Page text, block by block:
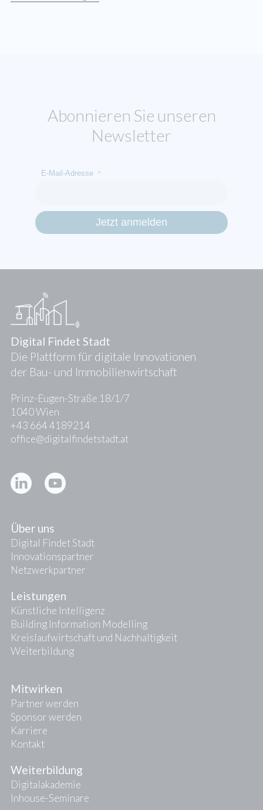
Abonnieren Sie unseren
Newsletter
E-Mail-Adresse *
Digital Findet Stadt
Die Plattform für digitale Innovationen
der Bau- und Immobilienwirtschaft
Prinz-Eugen-Straße 18/1/7
1040 Wien
+43 664 4189214
office@digitalfindetstadt.at
Über uns
Digital Findet Stadt
Innovationspartner
Netzwerkpartner
Leistungen
Künstliche Intelligenz
Building Information Modelling
Kreislaufwirtschaft und Nachhaltigkeit
Weiterbildung
Mitwirken
Partner werden
Sponsor werden
Karriere
Kontakt
Weiterbildung
Digitalakademie
Inhouse-Seminare